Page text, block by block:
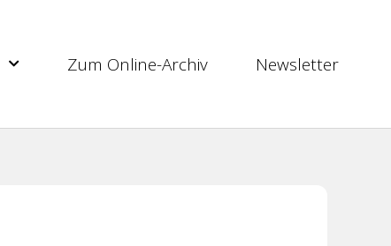
Zum Online-Archiv Newsletter